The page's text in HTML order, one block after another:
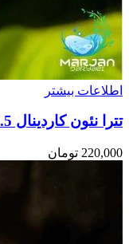
اطلاعات بیشتر
تترا نئون کاردینال 1.5 تا 2 سانتی متر (پک 5 تایی )
220,000 تومان